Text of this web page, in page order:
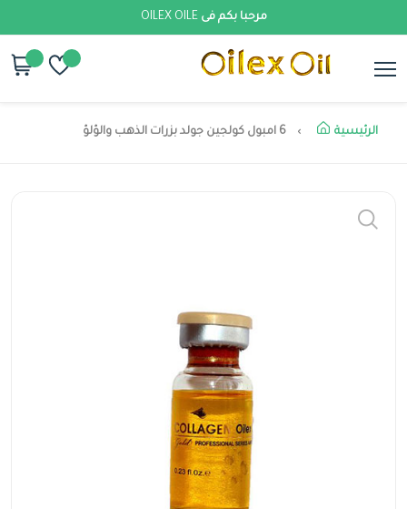
مرحبا بكم فى OILEX OILE
الرئيسية 6 امبول كولجين جولد بزرات الذهب والؤلؤ